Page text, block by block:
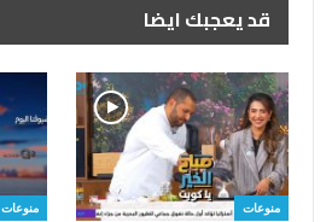
قد يعجبك ايضا
منوعات منوعات